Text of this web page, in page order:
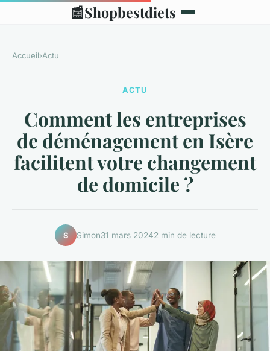
📰Shopbestdiets
Accueil›Actu
ACTU
Comment les entreprises
de déménagement en Isère
facilitent votre changement
de domicile ?
S Simon31 mars 20242 min de lecture